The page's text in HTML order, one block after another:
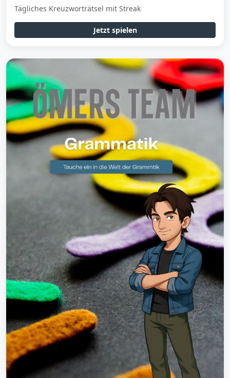
Tägliches Kreuzworträtsel mit Streak
Jetzt spielen